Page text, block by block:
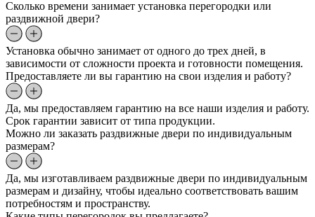
Сколько времени занимает установка перегородки или
раздвижной двери?
Установка обычно занимает от одного до трех дней, в
зависимости от сложности проекта и готовности помещения.
Предоставляете ли вы гарантию на свои изделия и работу?
Да, мы предоставляем гарантию на все наши изделия и работу.
Срок гарантии зависит от типа продукции.
Можно ли заказать раздвижные двери по индивидуальным
размерам?
Да, мы изготавливаем раздвижные двери по индивидуальным
размерам и дизайну, чтобы идеально соответствовать вашим
потребностям и пространству.